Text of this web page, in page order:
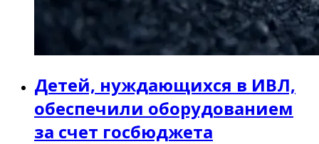
Детей, нуждающихся в ИВЛ,
обеспечили оборудованием
за счет госбюджета